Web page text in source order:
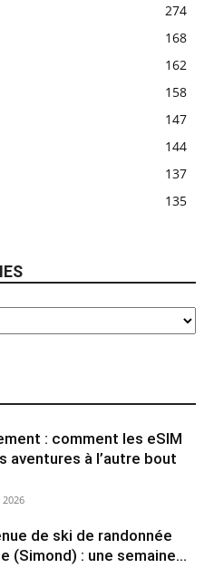
274
168
162
158
147
144
137
135
: comment les eSIM
aventures à l’autre bout
de ski de randonnée
(Simond) : une semaine...